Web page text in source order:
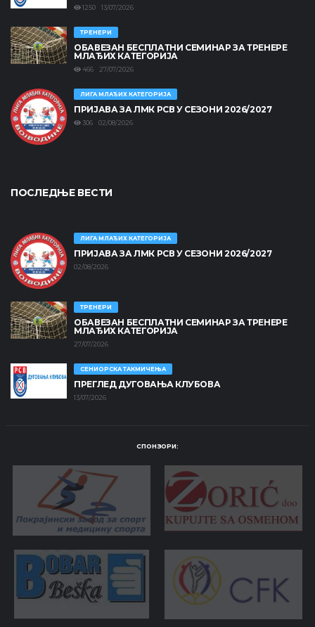
1250 13/07/2026
ТРЕНЕРИ
ОБАВЕЗАН БЕСПЛАТНИ СЕМИНАР ЗА ТРЕНЕРЕ
МЛАЂИХ КАТЕГОРИЈА
466 27/07/2026
ЛИГА МЛАЂИХ КАТЕГОРИЈА
ПРИЈАВА ЗА ЛМК РСВ У СЕЗОНИ 2026/2027
306 02/08/2026
ПОСЛЕДЊЕ ВЕСТИ
ЛИГА МЛАЂИХ КАТЕГОРИЈА
ПРИЈАВА ЗА ЛМК РСВ У СЕЗОНИ 2026/2027
02/08/2026
ТРЕНЕРИ
ОБАВЕЗАН БЕСПЛАТНИ СЕМИНАР ЗА ТРЕНЕРЕ
МЛАЂИХ КАТЕГОРИЈА
27/07/2026
СЕНИОРСКА ТАКМИЧЕЊА
ПРЕГЛЕД ДУГОВАЊА КЛУБОВА
13/07/2026
СПОНЗОРИ: